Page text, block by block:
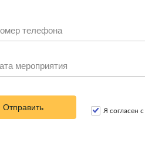
Отправить Я согласен с